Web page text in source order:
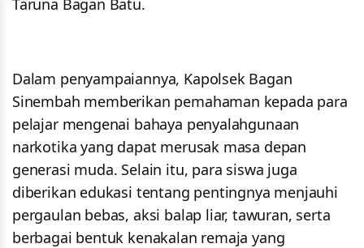
Taruna Bagan Batu.
Dalam penyampaiannya, Kapolsek Bagan
Sinembah memberikan pemahaman kepada para
pelajar mengenai bahaya penyalahgunaan
narkotika yang dapat merusak masa depan
generasi muda. Selain itu, para siswa juga
diberikan edukasi tentang pentingnya menjauhi
pergaulan bebas, aksi balap liar, tawuran, serta
berbagai bentuk kenakalan remaja yang